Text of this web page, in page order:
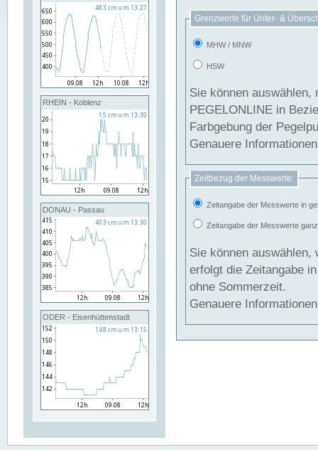
RHEIN - Koblenz
DONAU - Passau
ODER - Eisenhüttenstadt
Grenzwerte für Unter- &
MHW / MNW
HSW
Sie können
PEGELONLINE in Beziehung
Farbgebung der
Genauere
Zeitbezug der Messwerte:
Zeitangabe der Messwerte in
Zeitangabe der Messwerte
Sie können auswählen,
erfolgt die Zeitangabe
ohne Sommerzeit.
Genauere